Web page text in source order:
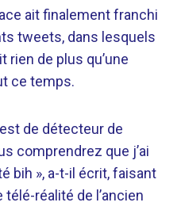
ait finalement franchi
tweets, dans lesquels
rien de plus qu’une
ce temps.
de détecteur de
comprendrez que j’ai
bih », a-t-il écrit, faisant
réalité de l’ancien